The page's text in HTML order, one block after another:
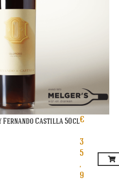
Fernando Castilla 50cl€
3
5
,
9